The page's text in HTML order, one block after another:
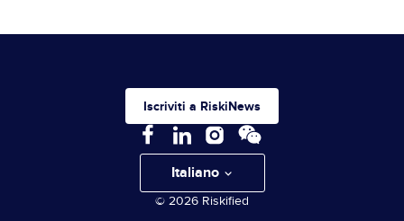
Iscriviti a RiskiNews
© 2026 Riskified
Italiano